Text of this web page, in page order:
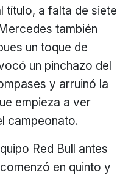
título, a falta de siete
también
un toque de
un pinchazo del
y arruinó la
empieza a ver
campeonato.
Red Bull antes
en quinto y